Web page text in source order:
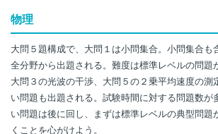
物理
大問５題構成で、大問１は小問集合。小問集合も
全分野から出題される。難度は標準レベルの問題
大問３の光波の干渉、大問５の２乗平均速度の測
い問題も出題される。試験時間に対する問題数が
い問題は後に回し、まずは標準レベルの典型問題
くことを心がけよう。